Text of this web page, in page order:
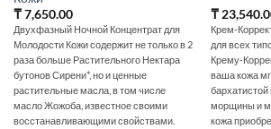
₸7,650.00
Двухфазный Ночной Концентрат для
Молодости Кожи содержит не только в 2
раза больше Растительного Нектара
бутонов Сирени*, но и ценные
растительные масла, в том числе
масло Жожоба, известное своими
восстанавливающими свойствами.
₸
Крем-
для всех
Крему-
ваша кожа
морщины и
кожа